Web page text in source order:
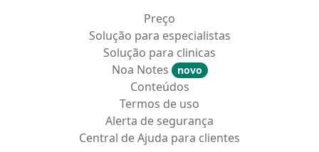
Preço
Solução para especialistas
Solução para clinicas
Noa Notes
novo
Conteúdos
Termos de uso
Alerta de segurança
Central de Ajuda para clientes